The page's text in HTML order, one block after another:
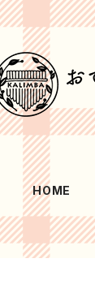
HOME